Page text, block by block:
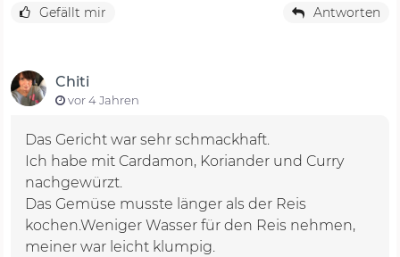
Gefällt mir Antworten
Chiti
vor 4 Jahren
Das Gericht war sehr schmackhaft.
Ich habe mit Cardamon, Koriander und Curry
nachgewürzt.
Das Gemüse musste länger als der Reis
kochen.Weniger Wasser für den Reis nehmen,
meiner war leicht klumpig.